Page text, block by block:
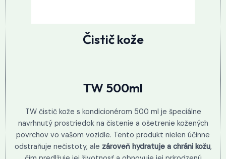
Čistič kože
TW 500ml
TW čistič kože s kondicionérom 500 ml je špeciálne
navrhnutý prostriedok na čistenie a ošetrenie kožených
povrchov vo vašom vozidle. Tento produkt nielen účinne
odstraňuje nečistoty, ale zároveň hydratuje a chráni kožu,